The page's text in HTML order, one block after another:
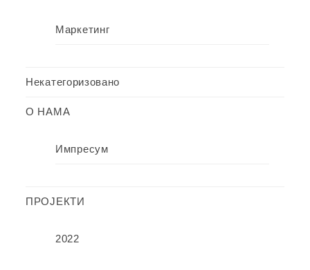
Маркетинг
Некатегоризовано
О НАМА
Импресум
ПРОЈЕКТИ
2022